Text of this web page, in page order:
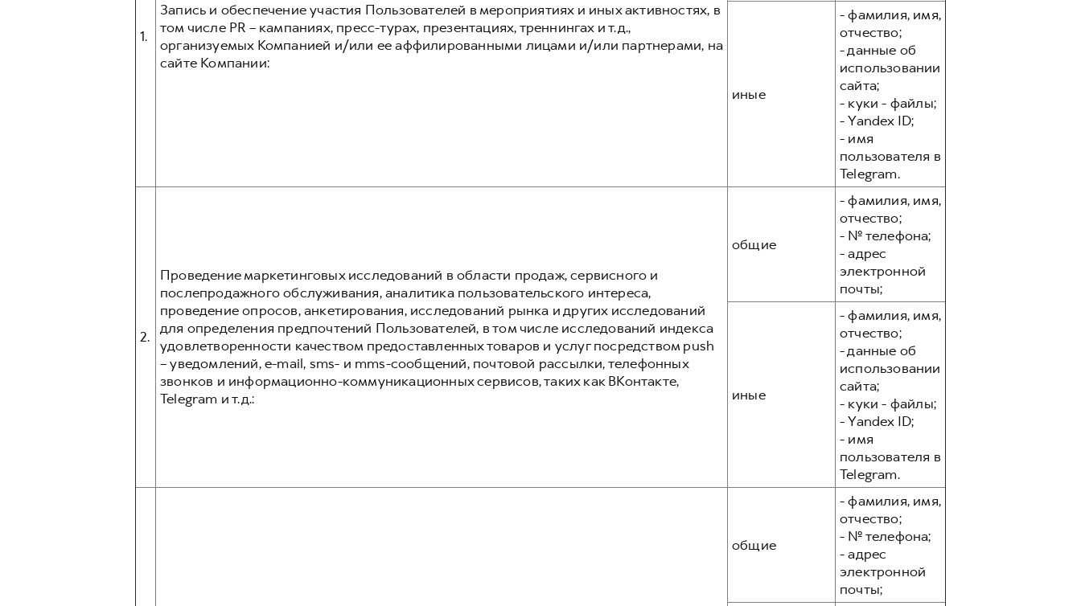
1.
Запись и обеспечение участия Пользователей в мероприятиях и иных активностях, в
том числе PR – кампаниях, пресс-турах, презентациях, треннингах и т.д.,
организуемых Компанией и/или ее аффилированными лицами и/или партнерами, на
сайте Компании:
иные
- фамилия, имя,
отчество;
- данные об
использовании
сайта;
- куки - файлы;
- Yandex ID;
- имя
пользователя в
Telegram.
2.
Проведение маркетинговых исследований в области продаж, сервисного и
послепродажного обслуживания, аналитика пользовательского интереса,
проведение опросов, анкетирования, исследований рынка и других исследований
для определения предпочтений Пользователей, в том числе исследований индекса
удовлетворенности качеством предоставленных товаров и услуг посредством push
– уведомлений, e-mail, sms- и mms-сообщений, почтовой рассылки, телефонных
звонков и информационно-коммуникационных сервисов, таких как ВКонтакте,
Telegram и т.д.:
общие
- фамилия, имя,
отчество;
- № телефона;
- адрес
электронной
почты;
иные
- фамилия, имя,
отчество;
- данные об
использовании
сайта;
- куки - файлы;
- Yandex ID;
- имя
пользователя в
Telegram.
общие
- фамилия, имя,
отчество;
- № телефона;
- адрес
электронной
почты;